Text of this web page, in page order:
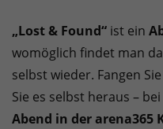
„Lost & Found“ ist ein
womöglich findet man
selbst wieder. Fangen
Sie es selbst heraus –
Abend in der arena365